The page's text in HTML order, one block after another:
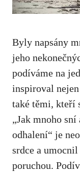
Byly napsány
jeho
podíváme⁤ na
inspiroval
také těmi, kteří
„Jak​ mnoho
odhalení“ je
⁣srdce a
poruchou.